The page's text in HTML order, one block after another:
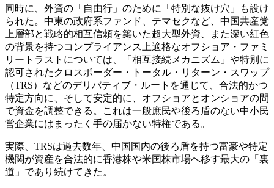
同時に、外資の「自由行」のために「特別な抜け穴」も設け
られた。中東の政府系ファンド、テマセクなど、中国共産党
上層部と戦略的相互信頼を築いた超大型外資、また深い紅色
の背景を持つコンプライアンス上適格なオフショア・ファミ
リートラストについては、「相互接続メカニズム」や特別に
認可されたクロスボーダー・トータル・リターン・スワップ
（TRS）などのデリバティブ・ルートを通じて、合法的かつ
特定方向に、そして安定的に、オフショアとオンショアの間
で資金を調整できる。これは一般庶民や後ろ盾のない中小民
営企業にはまったく手の届かない特権である。
実際、TRSは過去数年、中国国内の後ろ盾を持つ富豪や特定
機関が資産を合法的に香港株や米国株市場へ移す最大の「裏
道」であり続けてきた。